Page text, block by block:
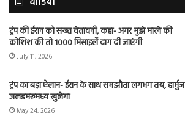
ट्रंप की ईरान को सख्त चेतावनी, कहा- अगर मुझे मारने की
कोशिश की तो 1000 मिसाइलें दाग दी जाएंगी
July 11, 2026
ट्रंप का बड़ा ऐलान- ईरान के साथ समझौता लगभग तय, हार्मुज
जलडमरूमध्य खुलेगा
May 24, 2026